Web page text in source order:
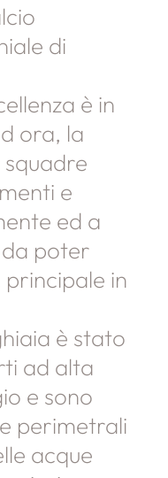
di
è in
ora, la
e
ed a
da poter
in
è stato
ad alta
e sono
perimetrali
acque